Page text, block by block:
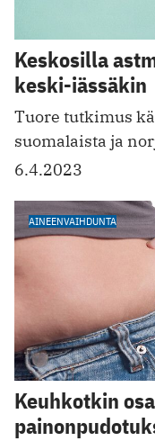
Keskosilla
keski-iässäkin
Tuore tutkimus
suomalaista ja
6.4.2023
AINEENVAIHDUNTA
Keuhkotkin